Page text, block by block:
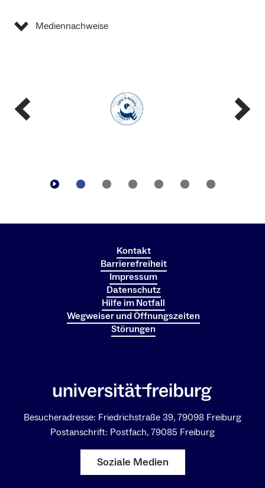
Mediennachweise
Kontakt
Barrierefreiheit
Impressum
Datenschutz
Hilfe im Notfall
Wegweiser und Öffnungszeiten
Störungen
Besucheradresse: Friedrichstraße 39, 79098 Freiburg
Postanschrift: Postfach, 79085 Freiburg
Soziale Medien